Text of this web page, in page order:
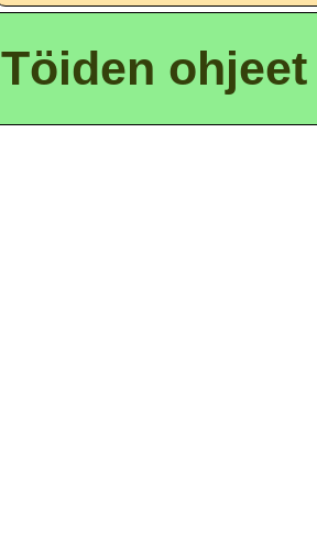
Töiden ohjeet